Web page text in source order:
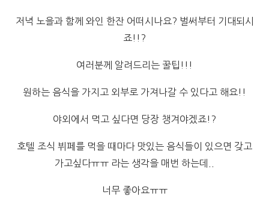
저녁 노을과 함께 와인 한잔 어떠시나요? 벌써부터 기대되시
죠!!?
여러분께 알려드리는 꿀팁!!!
원하는 음식을 가지고 외부로 가져나갈 수 있다고 해요!!
야외에서 먹고 싶다면 당장 챙겨야겠죠!?
호텔 조식 뷔페를 먹을 때마다 맛있는 음식들이 있으면 갖고
가고싶다ㅠㅠ 라는 생각을 매번 하는데..
너무 좋아요ㅠㅠ